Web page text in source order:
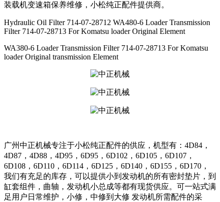
装载机变速箱保养维修，小松纯正配件提供商。
Hydraulic Oil Filter 714-07-28712 WA480-6 Loader Transmission
Filter 714-07-28713 For Komatsu loader Original Element
WA380-6 Loader Transmission Filter 714-07-28713 For Komatsu
loader Original transmission Element
广州中正机械专注于小松纯正配件的供应，机型有：4D84，
4D87，4D88，4D95，6D95，6D102，6D105，6D107，
6D108，6D110，6D114，6D125，6D140，6D155，6D170，
我们有充足的库存，可以提供小到发动机的所有密封垫片，到
缸套组件，曲轴，发动机小总成等都有现货供应。可一站式满
足用户日常维护，小修，中修到大修 发动机所需配件的采